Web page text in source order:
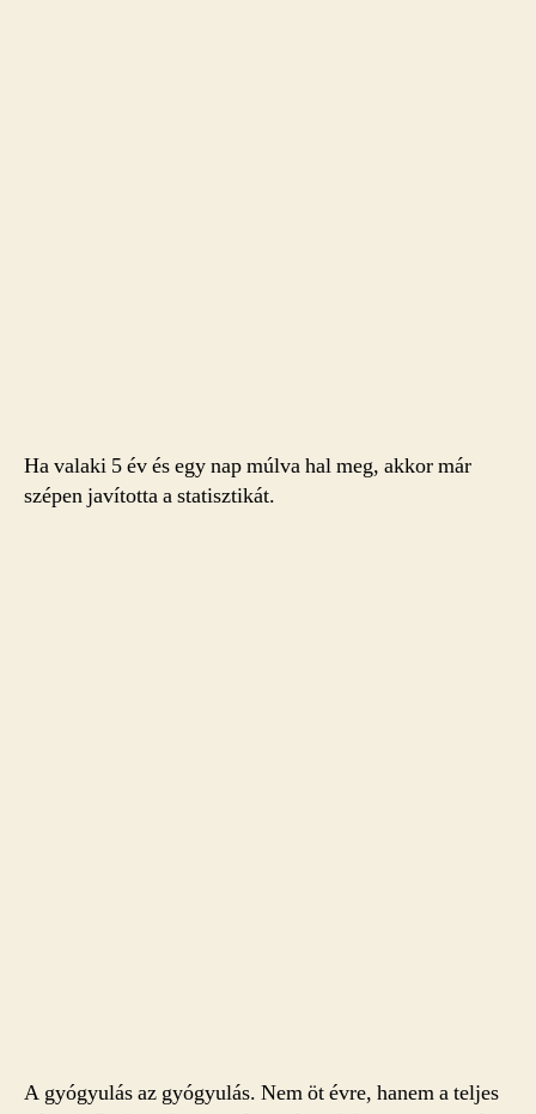
Ha valaki 5 év és egy nap múlva hal meg, akkor már
szépen javította a statisztikát.
A gyógyulás az gyógyulás. Nem öt évre, hanem a teljes